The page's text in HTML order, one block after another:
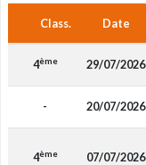
Class. Date
4ème 29/07/2026
- 20/07/2026
4ème 07/07/2026